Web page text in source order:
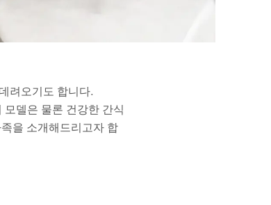
려오기도 합니다.
델은 물론 건강한 간식
을 소개해드리고자 합